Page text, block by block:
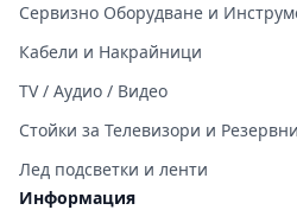
Сервизно Оборудване и
Кабели и Накрайници
TV / Аудио / Видео
Стойки за Телевизори и
Лед подсветки и ленти
Информация